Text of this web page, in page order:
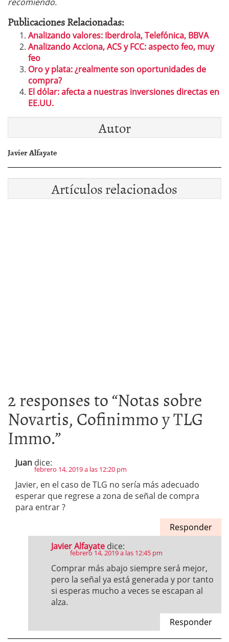
Publicaciones Relacionadas:
Analizando valores: Iberdrola, Telefónica, BBVA
Analizando Acciona, ACS y FCC: aspecto feo, muy
feo
Oro y plata: ¿realmente son oportunidades de
compra?
El dólar: afecta a nuestras inversiones directas en
EE.UU.
Autor
Javier Alfayate
Artículos relacionados
2 responses to “Notas sobre
Novartis, Cofinimmo y TLG
Immo.”
Juan dice:
febrero 14, 2019 a las 12:20 pm
Javier, en el caso de TLG no sería más adecuado
esperar que regrese a zona de señal de compra
para entrar ?
Responder
Javier Alfayate dice:
febrero 14, 2019 a las 12:45 pm
Comprar más abajo siempre será mejor,
pero la señal ya está generada y por tanto
si esperas mucho a veces se escapan al
alza.
Responder